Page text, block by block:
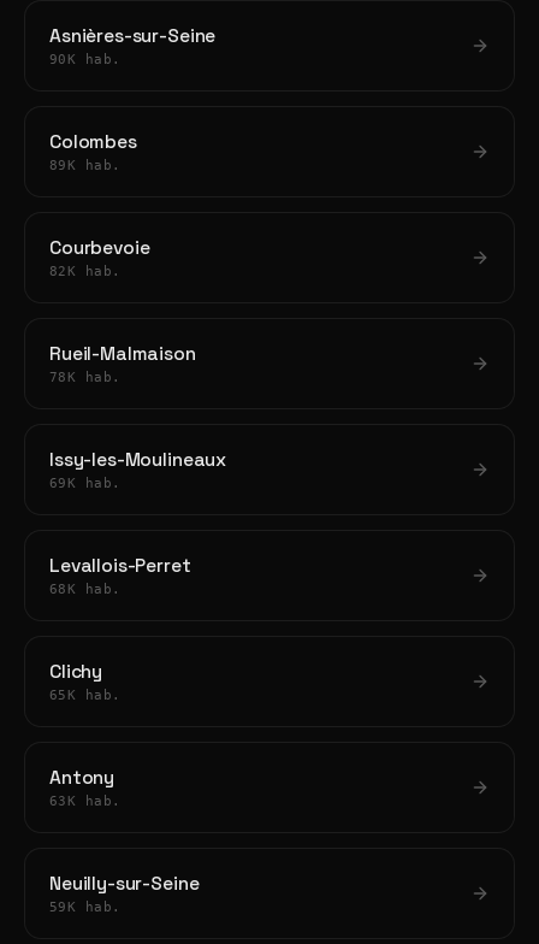
Asnières-sur-Seine
90K hab.
Colombes
89K hab.
Courbevoie
82K hab.
Rueil-Malmaison
78K hab.
Issy-les-Moulineaux
69K hab.
Levallois-Perret
68K hab.
Clichy
65K hab.
Antony
63K hab.
Neuilly-sur-Seine
59K hab.